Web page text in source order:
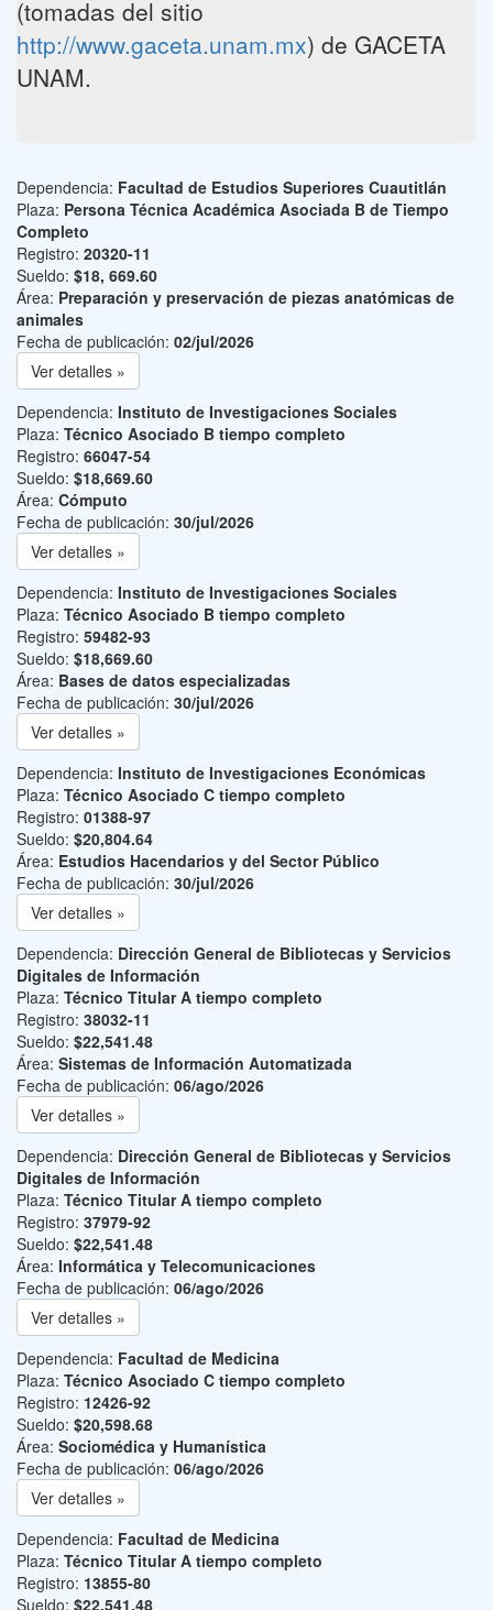
(tomadas del sitio
http://www.gaceta.unam.mx) de GACETA
UNAM.
Dependencia: Facultad de Estudios Superiores Cuautitlán
Plaza: Persona Técnica Académica Asociada B de Tiempo
Completo
Registro: 20320-11
Sueldo: $18, 669.60
Área: Preparación y preservación de piezas anatómicas de
animales
Fecha de publicación: 02/jul/2026
Ver detalles »
Dependencia: Instituto de Investigaciones Sociales
Plaza: Técnico Asociado B tiempo completo
Registro: 66047-54
Sueldo: $18,669.60
Área: Cómputo
Fecha de publicación: 30/jul/2026
Ver detalles »
Dependencia: Instituto de Investigaciones Sociales
Plaza: Técnico Asociado B tiempo completo
Registro: 59482-93
Sueldo: $18,669.60
Área: Bases de datos especializadas
Fecha de publicación: 30/jul/2026
Ver detalles »
Dependencia: Instituto de Investigaciones Económicas
Plaza: Técnico Asociado C tiempo completo
Registro: 01388-97
Sueldo: $20,804.64
Área: Estudios Hacendarios y del Sector Público
Fecha de publicación: 30/jul/2026
Ver detalles »
Dependencia: Dirección General de Bibliotecas y Servicios
Digitales de Información
Plaza: Técnico Titular A tiempo completo
Registro: 38032-11
Sueldo: $22,541.48
Área: Sistemas de Información Automatizada
Fecha de publicación: 06/ago/2026
Ver detalles »
Dependencia: Dirección General de Bibliotecas y Servicios
Digitales de Información
Plaza: Técnico Titular A tiempo completo
Registro: 37979-92
Sueldo: $22,541.48
Área: Informática y Telecomunicaciones
Fecha de publicación: 06/ago/2026
Ver detalles »
Dependencia: Facultad de Medicina
Plaza: Técnico Asociado C tiempo completo
Registro: 12426-92
Sueldo: $20,598.68
Área: Sociomédica y Humanística
Fecha de publicación: 06/ago/2026
Ver detalles »
Dependencia: Facultad de Medicina
Plaza: Técnico Titular A tiempo completo
Registro: 13855-80
Sueldo: $22,541.48